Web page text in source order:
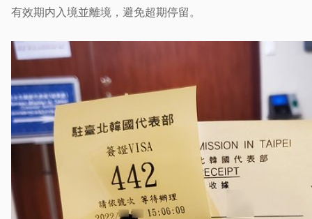
有效期内入境並離境，避免超期停留。